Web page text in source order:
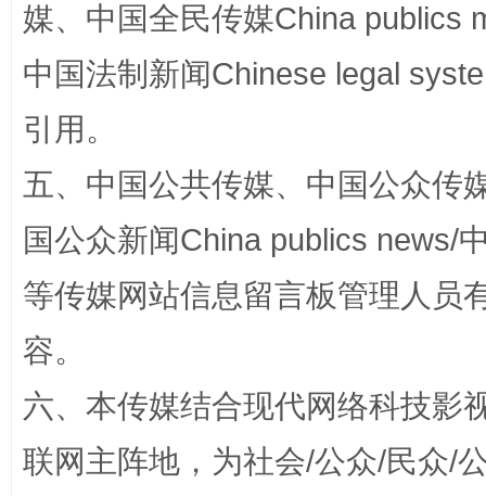
完善运行机制助力责任有效落实 一纸欠
媒、中国全民传媒China publics
中国法制新闻Chinese legal
引用。
五、中国公共传媒、中国公众传
国公众新闻China publics news/
等传媒网站信息留言板管理人员
容。
六、本传媒结合现代网络科技影
联网主阵地，为社会/公众/民众/